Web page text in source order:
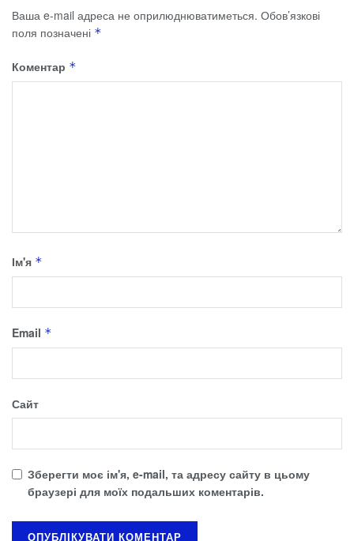
Ваша e-mail адреса не оприлюднюватиметься. Обов’язкові
поля позначені *
Коментар *
Ім'я *
Email *
Сайт
Зберегти моє ім'я, e-mail, та адресу сайту в цьому
браузері для моїх подальших коментарів.